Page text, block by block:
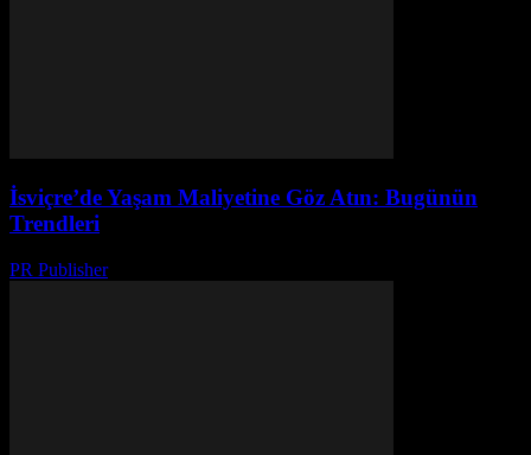
İsviçre’de Yaşam Maliyetine Göz Atın: Bugünün
Trendleri
PR Publisher-